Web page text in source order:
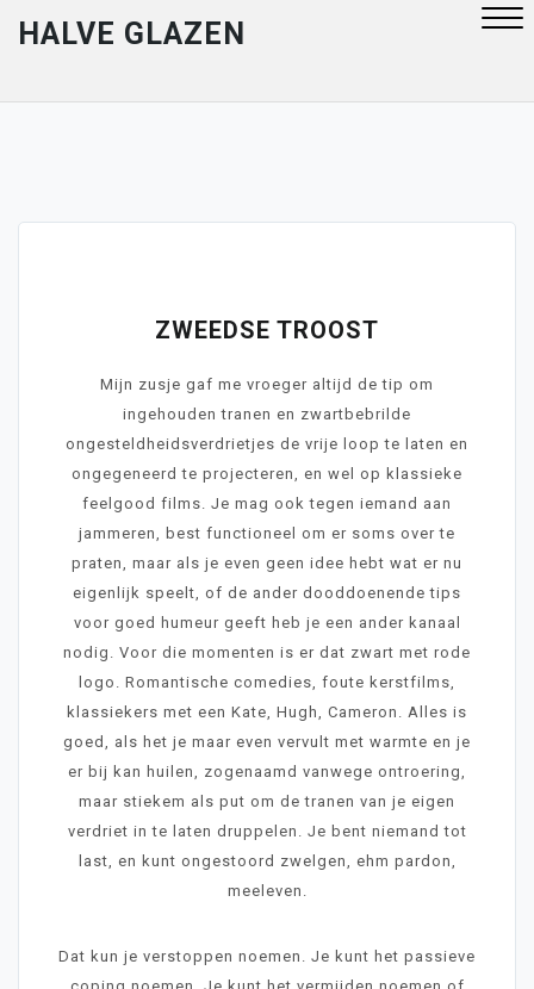
HALVE GLAZEN
ZWEEDSE TROOST
Mijn zusje gaf me vroeger altijd de tip om
ingehouden tranen en zwartbebrilde
ongesteldheidsverdrietjes de vrije loop te laten en
ongegeneerd te projecteren, en wel op klassieke
feelgood films. Je mag ook tegen iemand aan
jammeren, best functioneel om er soms over te
praten, maar als je even geen idee hebt wat er nu
eigenlijk speelt, of de ander dooddoenende tips
voor goed humeur geeft heb je een ander kanaal
nodig. Voor die momenten is er dat zwart met rode
logo. Romantische comedies, foute kerstfilms,
klassiekers met een Kate, Hugh, Cameron. Alles is
goed, als het je maar even vervult met warmte en je
er bij kan huilen, zogenaamd vanwege ontroering,
maar stiekem als put om de tranen van je eigen
verdriet in te laten druppelen. Je bent niemand tot
last, en kunt ongestoord zwelgen, ehm pardon,
meeleven.
Dat kun je verstoppen noemen. Je kunt het passieve
coping noemen. Je kunt het vermijden noemen of